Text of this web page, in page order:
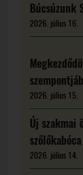
Búcsúzunk
2026. július 16.
2026. július 15.
Új szakmai
2026. július 14.